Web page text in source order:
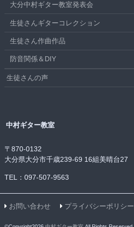
大分中村ギター教室発表会
生徒さんギターコレクション
生徒さん作曲作品
防音関係＆DIY
生徒さんの声
中村ギター教室
〒870-0132
大分県大分市千歳239-69 16組美晴台27
TEL：097-507-9563
お問い合わせ プライバシーポリシー